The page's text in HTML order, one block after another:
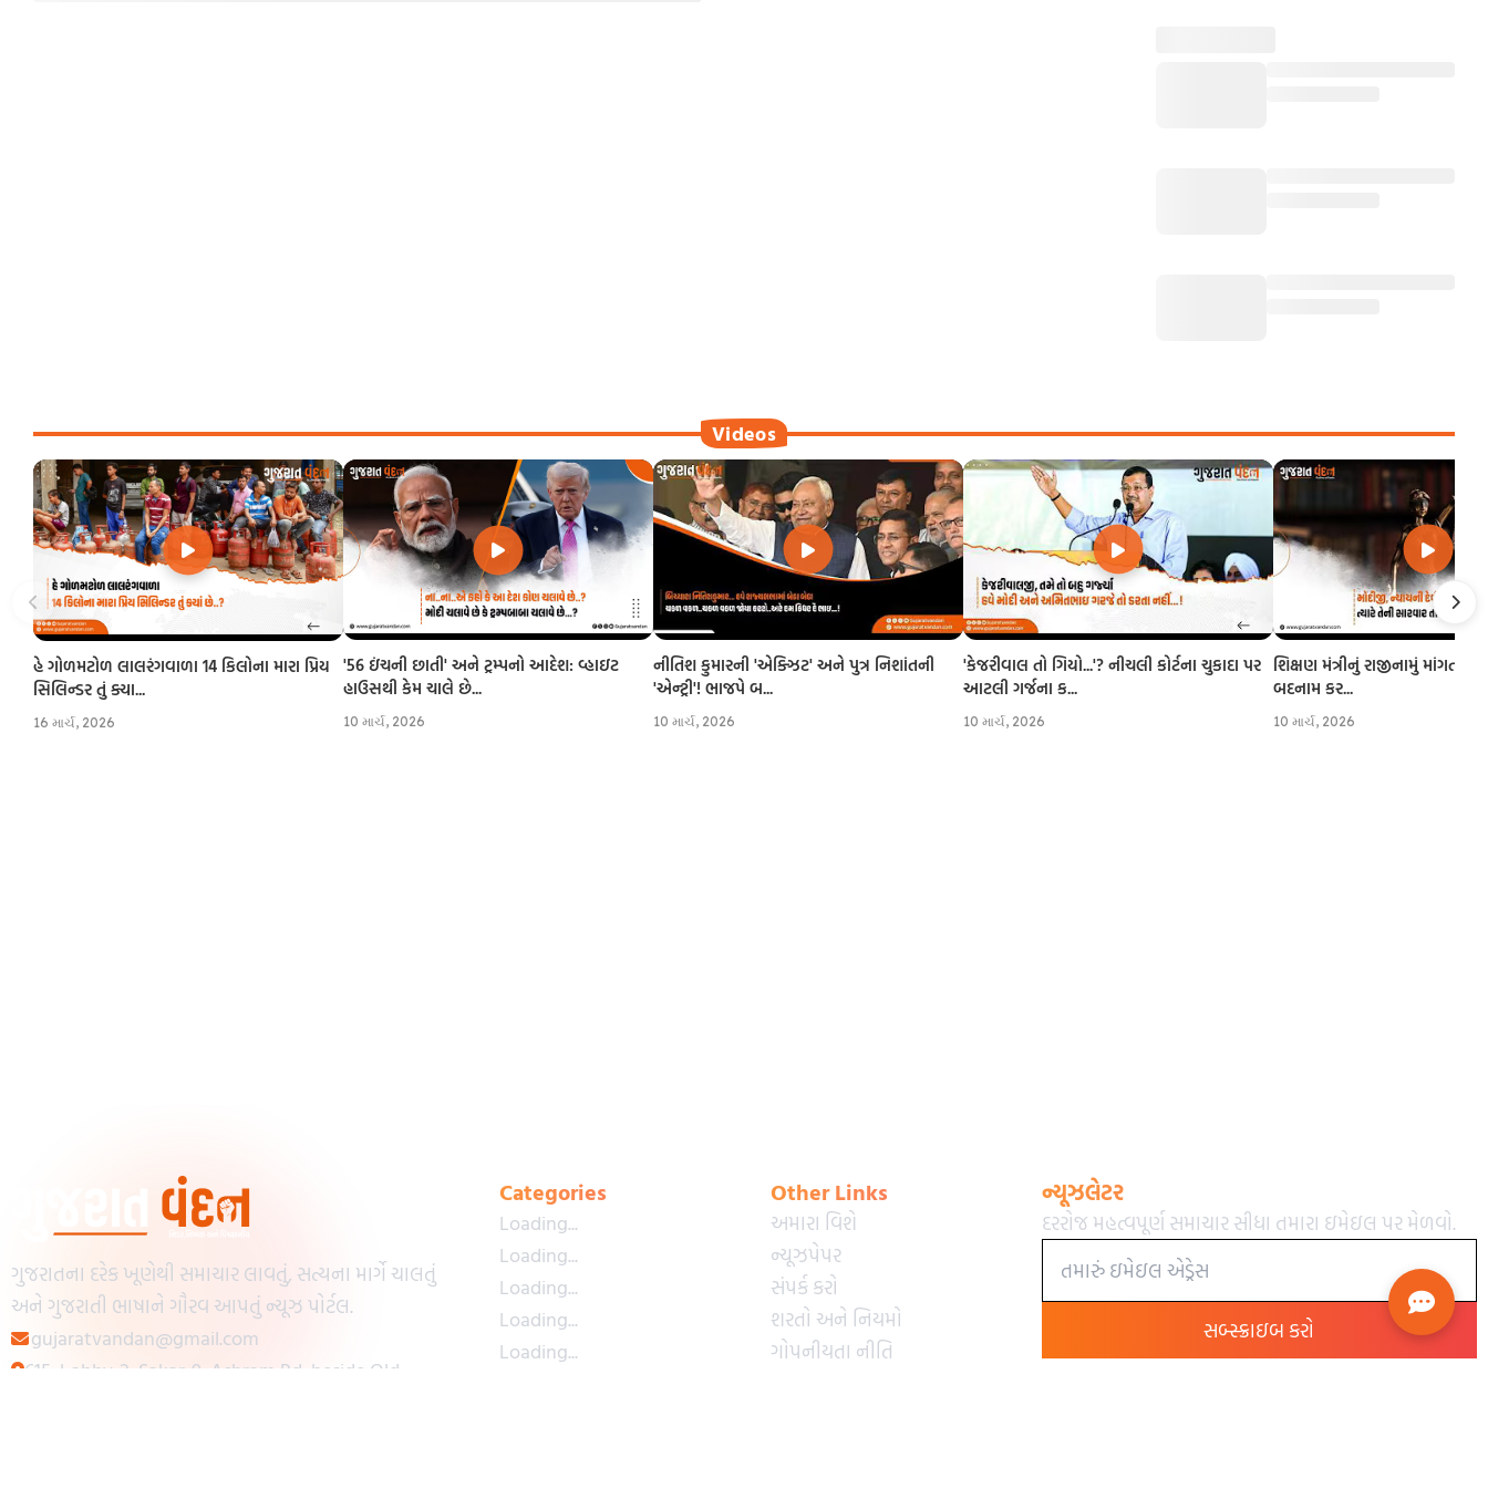
Videos
હે ગોળમટોળ લાલરંગવાળા 14 કિલોના મારા પ્રિય
સિલિન્ડર તું ક્યા...
16 માર્ચ, 2026
'56 ઇંચની છાતી' અને ટ્રમ્પનો આદેશ: વ્હાઇટ
હાઉસથી કેમ ચાલે છે...
10 માર્ચ, 2026
નીતિશ કુમારની 'એક્ઝિટ' અને પુત્ર નિશાંતની
'એન્ટ્રી'! ભાજપે બ...
10 માર્ચ, 2026
'કેજરીવાલ તો ગિયો...'? નીચલી કોર્ટના ચુકાદા પર
આટલી ગર્જના ક...
10 માર્ચ, 2026
શિક્ષણ મંત્રીનું રાજીનામું માંગતા
બદનામ કર...
10 માર્ચ, 2026
ગુજરાતના દરેક ખૂણેથી સમાચાર લાવતું, સત્યના માર્ગે ચાલતું
અને ગુજરાતી ભાષાને ગૌરવ આપતું ન્યૂઝ પોર્ટલ.
gujaratvandan@gmail.com
615, Lobby-2, Sakar-9, Ashram Rd, beside Old
Categories
Loading...
Loading...
Loading...
Loading...
Loading...
Other Links
અમારા વિશે
ન્યૂઝપેપર
સંપર્ક કરો
શરતો અને નિયમો
ગોપનીયતા નીતિ
ન્યૂઝલેટર
દરરોજ મહત્વપૂર્ણ સમાચાર સીધા તમારા ઇમેઇલ પર મેળવો.
સબ્સ્ક્રાઇબ કરો